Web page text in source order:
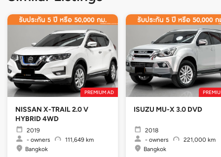
PREMIUM AD
NISSAN X-TRAIL 2.0 V
HYBRID 4WD
2019
- owners
111,649 km
Bangkok
ISUZU MU-X 3.0 DVD
2018
- owners
221,000 km
Bangkok